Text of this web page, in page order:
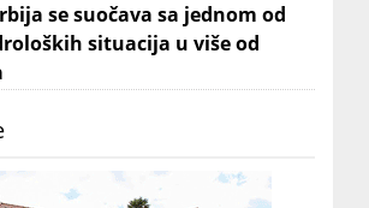
se suočava sa jednom od
situacija u više od